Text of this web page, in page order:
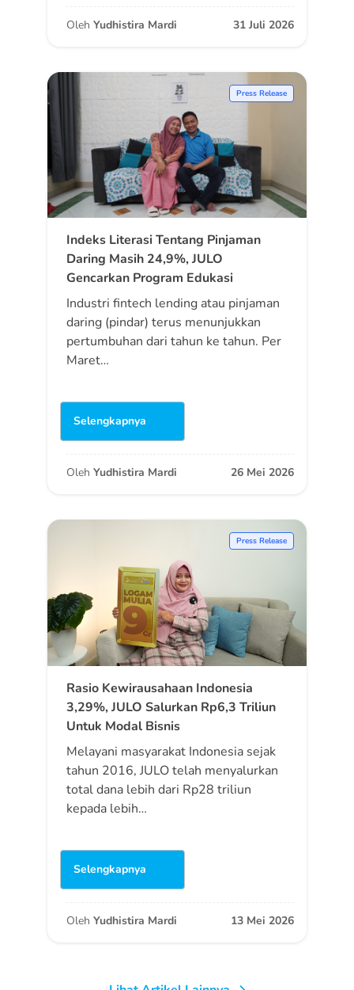
Oleh Yudhistira Mardi 31 Juli 2026
Press Release
Indeks Literasi Tentang Pinjaman
Daring Masih 24,9%, JULO
Gencarkan Program Edukasi
Industri fintech lending atau pinjaman
daring (pindar) terus menunjukkan
pertumbuhan dari tahun ke tahun. Per
Maret…
Selengkapnya
Oleh Yudhistira Mardi 26 Mei 2026
Press Release
Rasio Kewirausahaan Indonesia
3,29%, JULO Salurkan Rp6,3 Triliun
Untuk Modal Bisnis
Melayani masyarakat Indonesia sejak
tahun 2016, JULO telah menyalurkan
total dana lebih dari Rp28 triliun
kepada lebih…
Selengkapnya
Oleh Yudhistira Mardi 13 Mei 2026